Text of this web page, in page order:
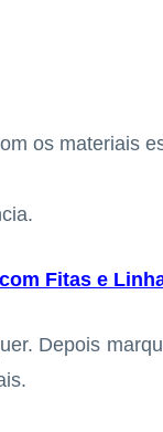
os materiais
Fitas e
Depois